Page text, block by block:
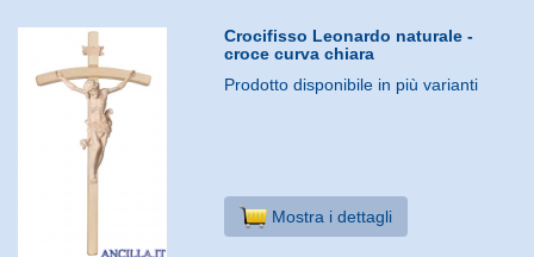
Crocifisso Leonardo naturale -
croce curva chiara
Prodotto disponibile in più varianti
Mostra i dettagli